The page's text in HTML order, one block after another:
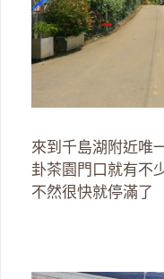
來到千島湖附近唯
卦茶園門口就有不
不然很快就停滿了